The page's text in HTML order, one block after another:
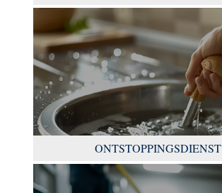
ONTSTOPPINGSDIENST